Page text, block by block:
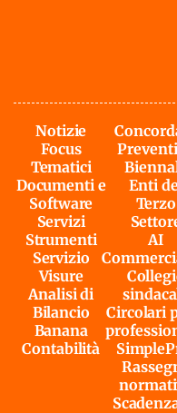
Notizie
Focus
Tematici
Documenti e
Software
Servizi
Strumenti
Servizio
Visure
Analisi di
Bilancio
Banana
Contabilità
Enti
Terzo
AI
Circolari